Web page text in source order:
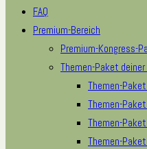
FAQ
Premium-Bereich
Premium-Kongress-
Themen-Paket deiner
Themen-
Themen-
Themen-
Themen-